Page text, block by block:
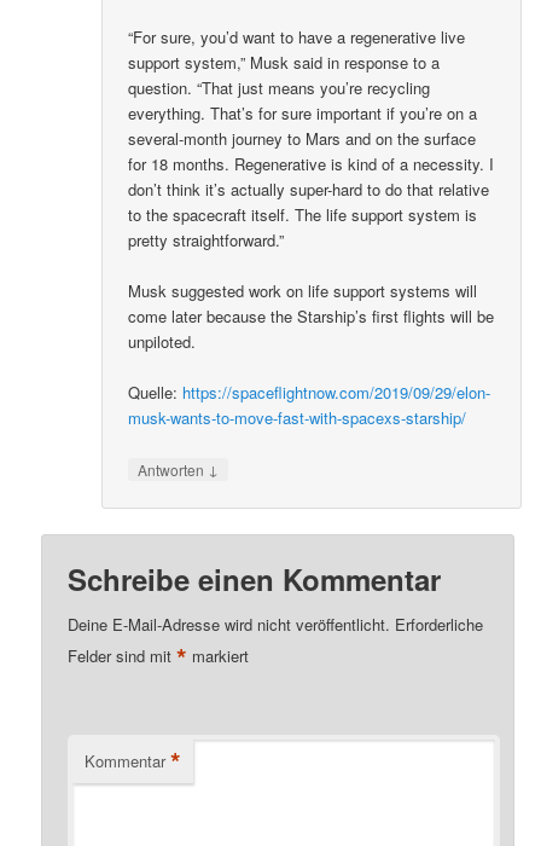
“For sure, you’d want to have a regenerative live
support system,” Musk said in response to a
question. “That just means you’re recycling
everything. That’s for sure important if you’re on a
several-month journey to Mars and on the surface
for 18 months. Regenerative is kind of a necessity. I
don’t think it’s actually super-hard to do that relative
to the spacecraft itself. The life support system is
pretty straightforward.”
Musk suggested work on life support systems will
come later because the Starship’s first flights will be
unpiloted.
Quelle: https://spaceflightnow.com/2019/09/29/elon-
musk-wants-to-move-fast-with-spacexs-starship/
Antworten ↓
Schreibe einen Kommentar
Deine E-Mail-Adresse wird nicht veröffentlicht. Erforderliche
Felder sind mit* markiert
Kommentar *